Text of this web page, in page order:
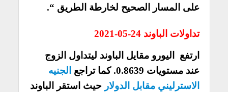
على المسار الصحيح لخارطة الطريق “.
تداولات الباوند 24-05-2021
ارتفع اليورو مقايل الباوند ليتداول الزوج
عند مستويات 0.8639. كما تراجع
الجنيه
الاسترليني مقابل الدولار حيث استقر الباوند